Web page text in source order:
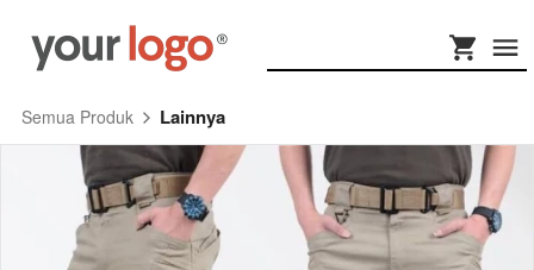
Semua Produk Lainnya